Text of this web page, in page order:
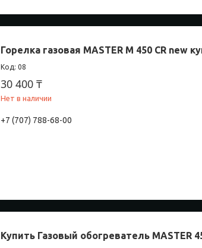
Горелка газовая MASTER M 450 CR new
08
30 400 ₸
Нет в наличии
+7 (707) 788-68-00
Купить Газовый обогреватель MASTER